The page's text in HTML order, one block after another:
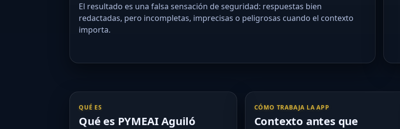
El resultado es una falsa sensación de seguridad: respuestas bien
redactadas, pero incompletas, imprecisas o peligrosas cuando el contexto
importa.
QUÉ ES
Qué es PYMEAI Aguiló
CÓMO TRABAJA LA APP
Contexto antes que